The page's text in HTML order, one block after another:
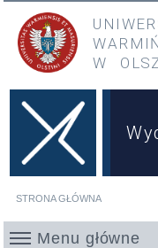
Przejdź do treści
Przejdź do menu głównego
W
STRONA GŁÓWNA
Menu główne